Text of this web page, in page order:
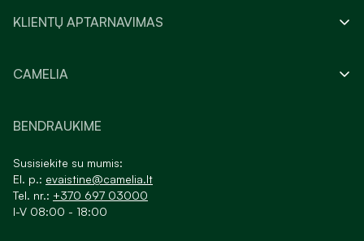
KLIENTŲ APTARNAVIMAS
CAMELIA
BENDRAUKIME
Susisiekite su mumis:
El. p.: evaistine@camelia.lt
Tel. nr.: +370 697 03000
I-V 08:00 - 18:00